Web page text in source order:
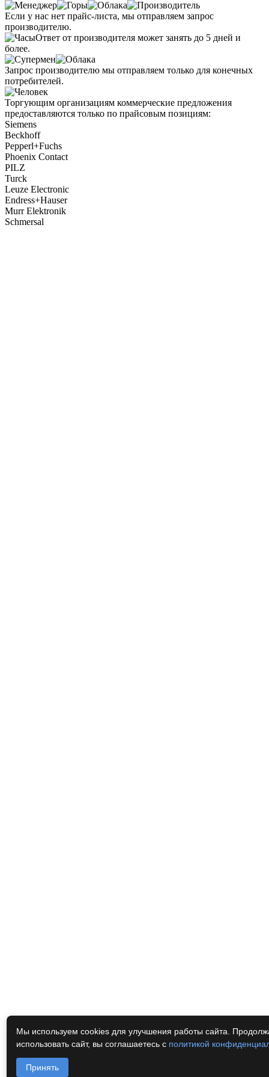
Если у нас нет прайс-листа, мы отправляем запрос
производителю.
Ответ от производителя может занять до 5 дней и
более.
Запрос производителю мы отправляем только для конечных
потребителей.
Торгующим организациям коммерческие предложения
предоставляются только по прайсовым позициям:
Siemens
Beckhoff
Pepperl+Fuchs
Phoenix Contact
PILZ
Turck
Leuze Electronic
Endress+Hauser
Murr Elektronik
Schmersal
Мы используем cookies для улучшения работы сайта.
использовать сайт, вы соглашаетесь с политикой
Принять